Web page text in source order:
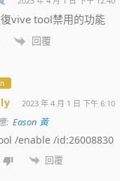
vive tool禁用的功能
回覆
2023 年 4 月 1 日 下午 6:10
:Eason 黃
/enable /id:26008830
回覆